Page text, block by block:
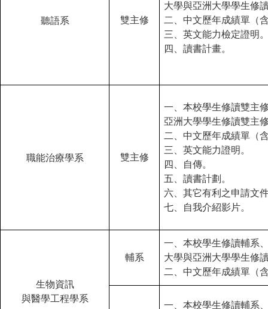
聽語系 雙主修
大學與亞洲大學學生修
二、中文歷年成績單（
三、英文能力檢定證明
四、讀書計畫。
職能治療學系 雙主修
一、本校學生修讀雙主
亞洲大學學生修讀雙主
二、中文歷年成績單（
三、英文能力證明。
四、自傳。
五、讀書計劃。
六、其它有利之申請文
七、自我介紹影片。
生物資訊
與醫學工程學系
輔系
一、本校學生修讀輔系
大學與亞洲大學學生修
二、中文歷年成績單（
一、本校學生修讀輔系